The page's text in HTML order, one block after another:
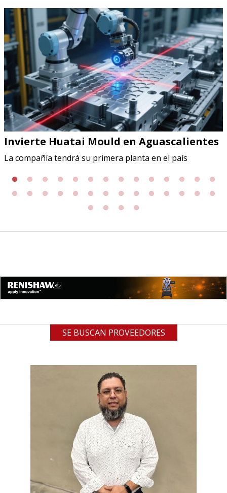
Invierte Huatai Mould en Aguascalientes
La compañía tendrá su primera planta en el país
SE BUSCAN PROVEEDORES